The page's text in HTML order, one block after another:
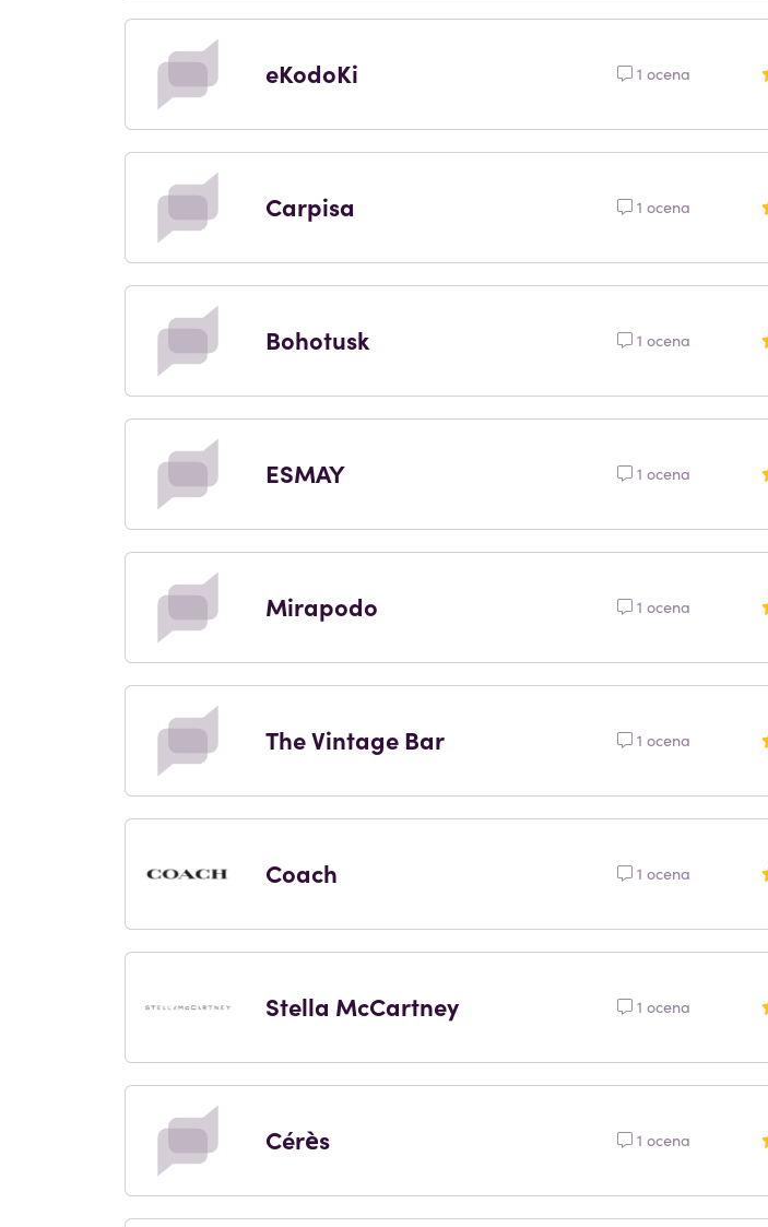
eKodoKi 1 ocena
Carpisa 1 ocena
Bohotusk 1 ocena
ESMAY 1 ocena
Mirapodo 1 ocena
The Vintage Bar 1 ocena
Coach 1 ocena
Stella McCartney 1 ocena
Cérès 1 ocena